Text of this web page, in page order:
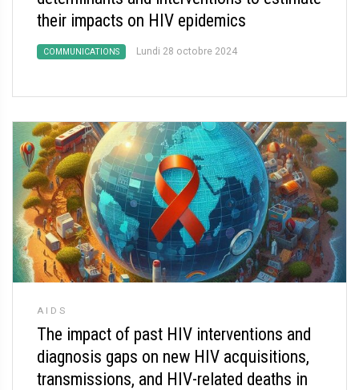
their impacts on HIV epidemics
COMMUNICATIONS Lundi 28 octobre 2024
AIDS
The impact of past HIV interventions and
diagnosis gaps on new HIV acquisitions,
transmissions, and HIV-related deaths in